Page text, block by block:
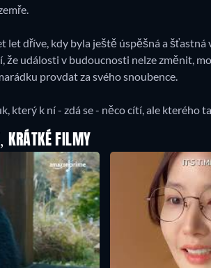
let dříve, kdy byla ještě úspěšná a
události v budoucnosti nelze změnit,
provdat za svého snoubence.
který k ní - zdá se - něco cítí, ale kterého
KRÁTKÉ FILMY